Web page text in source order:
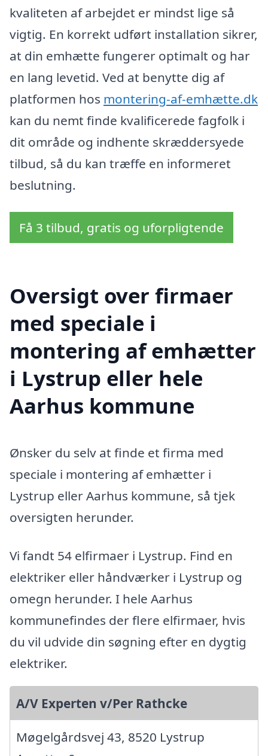
kvaliteten af arbejdet er mindst lige så
vigtig. En korrekt udført installation sikrer,
at din emhætte fungerer optimalt og har
en lang levetid. Ved at benytte dig af
platformen hos montering-af-emhætte.dk
kan du nemt finde kvalificerede fagfolk i
dit område og indhente skræddersyede
tilbud, så du kan træffe en informeret
beslutning.
Få 3 tilbud, gratis og uforpligtende
Oversigt over firmaer
med speciale i
montering af emhætter
i Lystrup eller hele
Aarhus kommune
Ønsker du selv at finde et firma med
speciale i montering af emhætter i
Lystrup eller Aarhus kommune, så tjek
oversigten herunder.
Vi fandt 54 elfirmaer i Lystrup. Find en
elektriker eller håndværker i Lystrup og
omegn herunder. I hele Aarhus
kommunefindes der flere elfirmaer, hvis
du vil udvide din søgning efter en dygtig
elektriker.
A/V Experten v/Per Rathcke
Møgelgårdsvej 43, 8520 Lystrup